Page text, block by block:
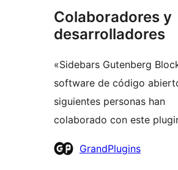
Colaboradores y
desarrolladores
«Sidebars Gutenberg
software de código
siguientes personas han
colaborado con este
Colaboradores
GrandPlugins